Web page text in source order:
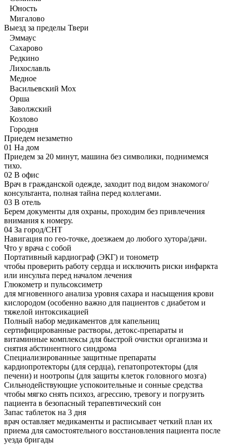
Юность
Мигалово
Выезд за пределы Твери
Эммаус
Сахарово
Редкино
Лихославль
Медное
Васильевский Мох
Орша
Заволжский
Козлово
Городня
Приедем незаметно
01 На дом
Приедем за 20 минут, машина без символики, поднимемся
тихо.
02 В офис
Врач в гражданской одежде, заходит под видом знакомого/
консультанта, полная тайна перед коллегами.
03 В отель
Берем документы для охраны, проходим без привлечения
внимания к номеру.
04 За город/СНТ
Навигация по гео-точке, доезжаем до любого хутора/дачи.
Что у врача с собой
Портативный кардиограф (ЭКГ) и тонометр
чтобы проверить работу сердца и исключить риски инфаркта
или инсульта перед началом лечения
Глюкометр и пульсоксиметр
для мгновенного анализа уровня сахара и насыщения крови
кислородом (особенно важно для пациентов с диабетом и
тяжелой интоксикацией
Полный набор медикаментов для капельниц
сертифицированные растворы, детокс-препараты и
витаминные комплексы для быстрой очистки организма и
снятия абстинентного синдрома
Специализированные защитные препараты
кардиопротекторы (для сердца), гепатопротекторы (для
печени) и ноотропы (для защиты клеток головного мозга)
Сильнодействующие успокоительные и сонные средства
чтобы мягко снять психоз, агрессию, тревогу и погрузить
пациента в безопасный терапевтический сон
Запас таблеток на 3 дня
врач оставляет медикаменты и расписывает четкий план их
приема для самостоятельного восстановления пациента после
уезда бригады